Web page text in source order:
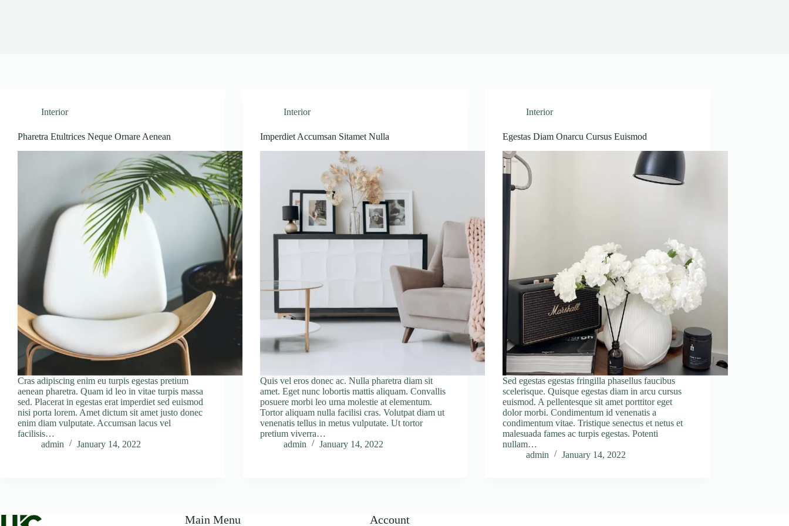
Interior
Pharetra Etultrices Neque Ornare Aenean
Cras adipiscing enim eu turpis egestas pretium
aenean pharetra. Quam id leo in vitae turpis massa
sed. Placerat in egestas erat imperdiet sed euismod
nisi porta lorem. Amet dictum sit amet justo donec
enim diam vulputate. Accumsan lacus vel
facilisis…
admin
January 14, 2022
Interior
Imperdiet Accumsan Sitamet Nulla
Quis vel eros donec ac. Nulla pharetra diam sit
amet. Eget nunc lobortis mattis aliquam. Convallis
posuere morbi leo urna molestie at elementum.
Tortor aliquam nulla facilisi cras. Volutpat diam ut
venenatis tellus in metus vulputate. Ut tortor
pretium viverra…
admin
January 14, 2022
Interior
Egestas Diam Onarcu Cursus Euismod
Sed egestas egestas fringilla phasellus faucibus
scelerisque. Quisque egestas diam in arcu cursus
euismod. A pellentesque sit amet porttitor eget
dolor morbi. Condimentum id venenatis a
condimentum vitae. Tristique senectus et netus et
malesuada fames ac turpis egestas. Potenti
nullam…
admin
January 14, 2022
Main Menu Account